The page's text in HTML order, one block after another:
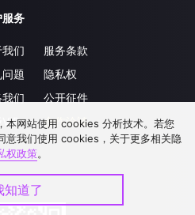
务
们
题
们
服务条款
隐私权
公开征件
合作洽談
本网站使用 cookies 分析技术。若您
意我们使用 cookies，关于更多相关隐
权政策。
知道了